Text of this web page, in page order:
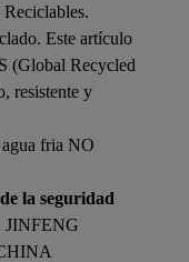
Este artículo
(Global Recycled
resistente y
fria NO
la seguridad
JINFENG